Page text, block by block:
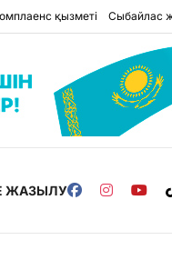
қызметі Сыбайлас
ЖАЗЫЛУ